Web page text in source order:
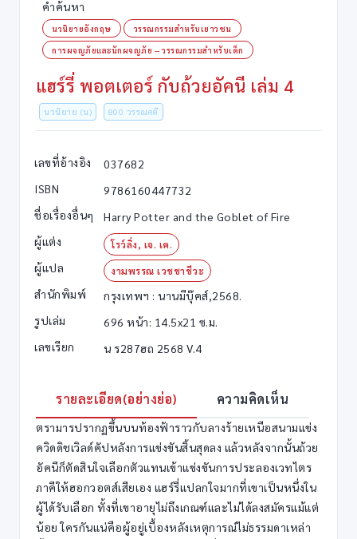
คำค้นหา
นวนิยายอังกฤษ วรรณกรรมสำหรับเยาวชน
การผจญภัยและนักผจญภัย -- วรรณกรรมสำหรับเด็ก
แฮร์รี่ พอตเตอร์ กับถ้วยอัคนี เล่ม 4
นวนิยาย (น) 800 วรรณคดี
เลขที่อ้างอิง
037682
ISBN
9786160447732
ชื่อเรื่องอื่นๆ
Harry Potter and the Goblet of Fire
ผู้แต่ง
โรว์ลิ่ง, เจ. เค.
ผู้แปล งามพรรณ เวชชาชีวะ
สำนักพิมพ์
กรุงเทพฯ : นานมีบุ๊คส์,2568.
รูปเล่ม
696 หน้า: 14.5x21 ซ.ม.
เลขเรียก
น ร287ฮถ 2568 V.4
รายละเอียด(อย่างย่อ) ความคิดเห็น
ตรามารปรากฏขึ้นบนท้องฟ้าราวกับลางร้ายเหนือสนามแข่ง
ควิดดิชเวิลด์คัปหลังการแข่งขันสิ้นสุดลง แล้วหลังจากนั้นถ้วย
อัคนีก็ตัดสินใจเลือกตัวแทนเข้าแข่งขันการประลองเวทไตร
ภาคีให้ฮอกวอตส์เสียเอง แฮร์รี่แปลกใจมากที่เขาเป็นหนึ่งใน
ผู้ได้รับเลือก ทั้งที่เขาอายุไม่ถึงเกณฑ์และไม่ได้ลงสมัครแม้แต่
น้อย ใครกันแน่คือผู้อยู่เบื้องหลังเหตุการณ์ไม่ธรรมดาเหล่า